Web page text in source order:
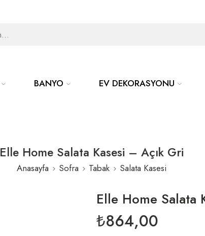
Tüm ürünlerde %30 İNDİRİM
BANYO EV DEKORASYONU
Elle Home Salata Kasesi – Açık Gri
Anasayfa Sofra Tabak Salata Kasesi
Elle Home Salata
₺864,00